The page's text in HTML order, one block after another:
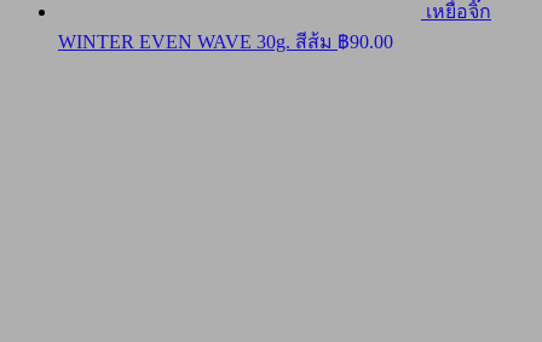
เหยื่อจิ๊ก
WINTER EVEN WAVE 30g. สีส้ม ฿90.00